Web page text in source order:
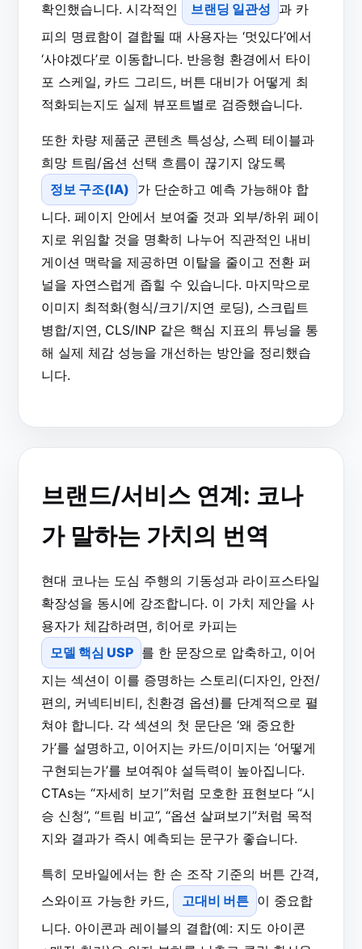
확인했습니다. 시각적인
브랜딩 일관성 과 카
피의 명료함이 결합될 때 사용자는 ‘멋있다’에서
‘사야겠다’로 이동합니다. 반응형 환경에서 타이
포 스케일, 카드 그리드, 버튼 대비가 어떻게 최
적화되는지도 실제 뷰포트별로 검증했습니다.
또한 차량 제품군 콘텐츠 특성상, 스펙 테이블과
희망 트림/옵션 선택 흐름이 끊기지 않도록
정보 구조(IA) 가 단순하고 예측 가능해야 합
니다. 페이지 안에서 보여줄 것과 외부/하위 페이
지로 위임할 것을 명확히 나누어 직관적인 내비
게이션 맥락을 제공하면 이탈을 줄이고 전환 퍼
널을 자연스럽게 좁힐 수 있습니다. 마지막으로
이미지 최적화(형식/크기/지연 로딩), 스크립트
병합/지연, CLS/INP 같은 핵심 지표의 튜닝을 통
해 실제 체감 성능을 개선하는 방안을 정리했습
니다.
브랜드/서비스 연계: 코나
가 말하는 가치의 번역
현대 코나는 도심 주행의 기동성과 라이프스타일
확장성을 동시에 강조합니다. 이 가치 제안을 사
용자가 체감하려면, 히어로 카피는
모델 핵심 USP 를 한 문장으로 압축하고, 이어
지는 섹션이 이를 증명하는 스토리(디자인, 안전/
편의, 커넥티비티, 친환경 옵션)를 단계적으로 펼
쳐야 합니다. 각 섹션의 첫 문단은 ‘왜 중요한
가’를 설명하고, 이어지는 카드/이미지는 ‘어떻게
구현되는가’를 보여줘야 설득력이 높아집니다.
CTAs는 “자세히 보기”처럼 모호한 표현보다 “시
승 신청”, “트림 비교”, “옵션 살펴보기”처럼 목적
지와 결과가 즉시 예측되는 문구가 좋습니다.
특히 모바일에서는 한 손 조작 기준의 버튼 간격,
스와이프 가능한 카드,
고대비 버튼 이 중요합
니다. 아이콘과 레이블의 결합(예: 지도 아이콘